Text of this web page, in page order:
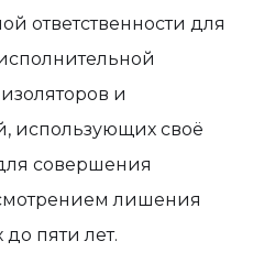
ответственности для
и
использующих своё
совершения
лишения
пяти лет.